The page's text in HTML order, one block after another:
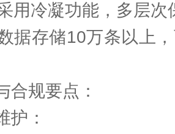
用冷凝功能，多层次
据存储10万条以上
合规要点：
护‌：